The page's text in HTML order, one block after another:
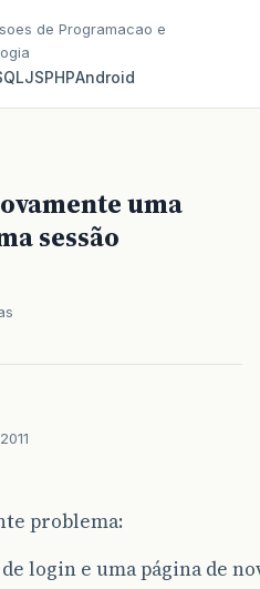
de Programacao e
JSPHPAndroid
uma
sessão
problema:
login e uma página de